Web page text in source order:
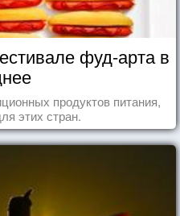
фуд-арта в
продуктов питания,
этих стран.